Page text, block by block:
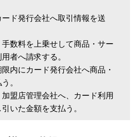
ド発行会社へ取引情報を送
数料を上乗せして商品・サー
者へ請求する。
内にカード発行会社へ商品・
。
盟店管理会社へ、カード利用
いた金額を支払う。